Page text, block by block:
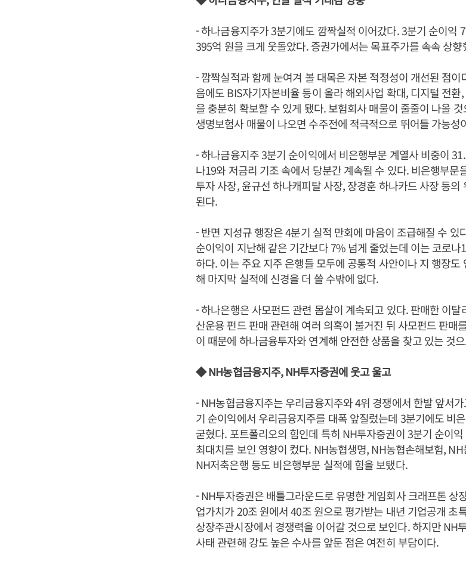
- 하나금융지주가 3분기에도 깜짝실적 이어갔다. 3분기 순이익
395억 원을 크게 웃돌았다. 증권가에서는 목표주가를 속속 상향
- 깜짝실적과 함께 눈여겨 볼 대목은 자본 적정성이 개선된 점
음에도 BIS자기자본비율 등이 올라 해외사업 확대, 디지털 전
을 충분히 확보할 수 있게 됐다. 보험회사 매물이 줄줄이 나올
생명보험사 매물이 나오면 수주전에 적극적으로 뛰어들 가능성
- 하나금융지주 3분기 순이익에서 비은행부문 계열사 비중이
나19와 저금리 기조 속에서 당분간 계속될 수 있다. 비은행부문
투자 사장, 윤규선 하나캐피탈 사장, 장경훈 하나카드 사장 등
된다.
- 반면 지성규 행장은 4분기 실적 만회에 마음이 조급해질 수 있
순이익이 지난해 같은 기간보다 7% 넘게 줄었는데 이는 코로
하다. 이는 주요 지주 은행들 모두에 공통적 사안이나 지 행장
해 마지막 실적에 신경을 더 쓸 수밖에 없다.
- 하나은행은 사모펀드 관련 몸살이 계속되고 있다. 판매한 이
산운용 펀드 판매 관련해 여러 의혹이 불거진 뒤 사모펀드 판매
이 때문에 하나금융투자와 연계해 안전한 상품을 찾고 있는 것
◆ NH농협금융지주, NH투자증권에 웃고 울고
- NH농협금융지주는 우리금융지주와 4위 경쟁에서 한발 앞서
기 순이익에서 우리금융지주를 대폭 앞질렀는데 3분기에도 비
굳혔다. 포트폴리오의 힘인데 특히 NH투자증권이 3분기 순이
최대치를 보인 영향이 컸다. NH농협생명, NH농협손해보험,
NH저축은행 등도 비은행부문 실적에 힘을 보탰다.
- NH투자증권은 배틀그라운드로 유명한 게임회사 크래프톤 상
업가치가 20조 원에서 40조 원으로 평가받는 내년 기업공개 초
상장주관시장에서 경쟁력을 이어갈 것으로 보인다. 하지만 NH
사태 관련해 강도 높은 수사를 앞둔 점은 여전히 부담이다.